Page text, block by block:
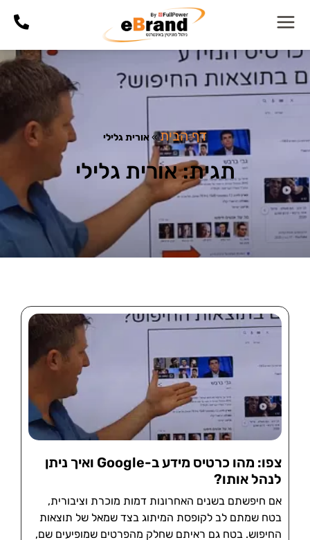
דף הבית»אורית גלילי
תגית: אורית גלילי
צפו: מהו כרטיס מידע ב-Google ואיך ניתן
לנהל אותו?
אם חיפשתם בשנים האחרונות דמות מוכרת וציבורית,
בטח שמתם לב לקופסת המיתוג בצד שמאל של תוצאות
החיפוש. בטח גם ראיתם שחלק מהפרטים שמופיעים שם,